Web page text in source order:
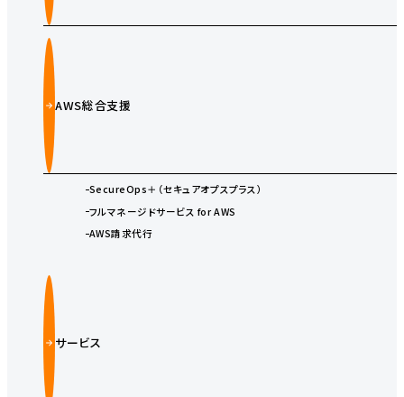
AWS総合支援
SecureOps＋（セキュアオプスプラス）
フルマネージドサービス for AWS
AWS請求代行
サービス